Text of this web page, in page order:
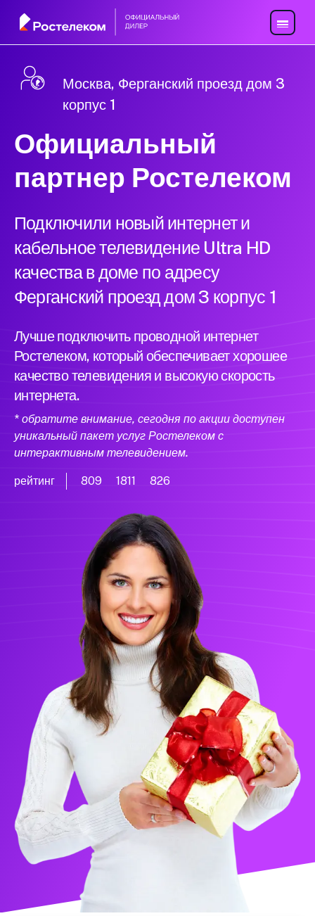
Москва, Ферганский проезд дом 3
корпус 1
Официальный
партнер Ростелеком
Подключили новый интернет и
кабельное телевидение Ultra HD
качества в доме по адресу
Ферганский проезд дом 3 корпус 1
Лучше подключить проводной интернет
Ростелеком, который обеспечивает хорошее
качество телевидения и высокую скорость
интернета.
* обратите внимание, сегодня по акции доступен
уникальный пакет услуг Ростелеком с
интерактивным телевидением.
рейтинг 809 1811 826